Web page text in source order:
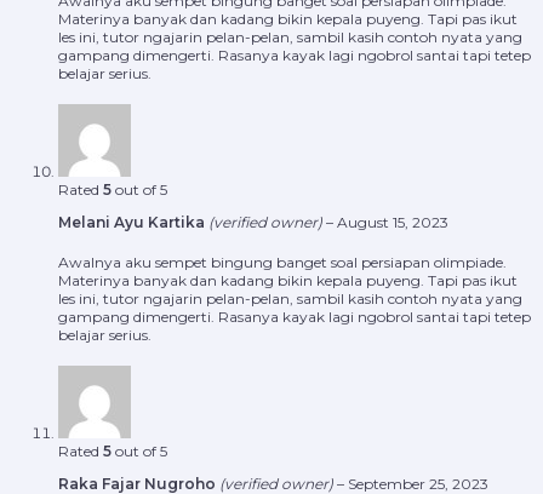
Materinya banyak dan kadang bikin kepala puyeng. Tapi pas ikut
les ini, tutor ngajarin pelan-pelan, sambil kasih contoh nyata yang
gampang dimengerti. Rasanya kayak lagi ngobrol santai tapi tetep
belajar serius.
Rated 5 out of 5
Melani Ayu Kartika (verified owner) – August 15, 2023
Awalnya aku sempet bingung banget soal persiapan olimpiade.
Materinya banyak dan kadang bikin kepala puyeng. Tapi pas ikut
les ini, tutor ngajarin pelan-pelan, sambil kasih contoh nyata yang
gampang dimengerti. Rasanya kayak lagi ngobrol santai tapi tetep
belajar serius.
Rated 5 out of 5
Raka Fajar Nugroho (verified owner) – September 25, 2023